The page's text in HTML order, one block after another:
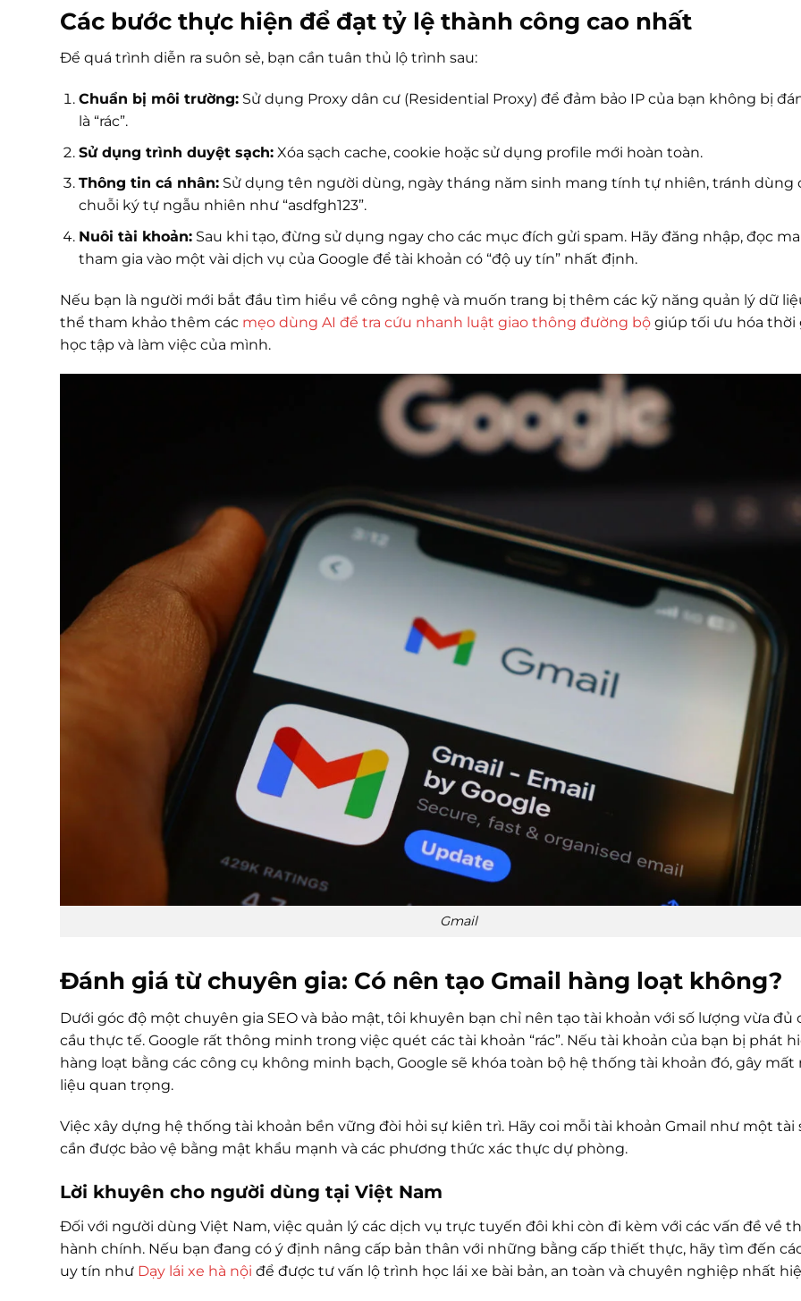
Các bước thực hiện để đạt tỷ lệ thành công cao nhất
Để quá trình diễn ra suôn sẻ, bạn cần tuân thủ lộ trình sau:
Chuẩn bị môi trường:Sử dụng Proxy dân cư (Residential Proxy) để đảm bảo IP của bạn không bị
là “rác”.
Sử dụng trình duyệt sạch:Xóa sạch cache, cookie hoặc sử dụng profile mới hoàn toàn.
Thông tin cá nhân:Sử dụng tên người dùng, ngày tháng năm sinh mang tính tự nhiên, tránh dùng
chuỗi ký tự ngẫu nhiên như “asdfgh123”.
Nuôi tài khoản:Sau khi tạo, đừng sử dụng ngay cho các mục đích gửi spam. Hãy đăng nhập, đọc
tham gia vào một vài dịch vụ của Google để tài khoản có “độ uy tín” nhất định.
Nếu bạn là người mới bắt đầu tìm hiểu về công nghệ và muốn trang bị thêm các kỹ năng quản lý dữ
thể tham khảo thêm các mẹo dùng AI để tra cứu nhanh luật giao thông đường bộ giúp tối ưu hóa thời
học tập và làm việc của mình.
Gmail
Đánh giá từ chuyên gia: Có nên tạo Gmail hàng loạt không?
Dưới góc độ một chuyên gia SEO và bảo mật, tôi khuyên bạn chỉ nên tạo tài khoản với số lượng vừa đủ
cầu thực tế. Google rất thông minh trong việc quét các tài khoản “rác”. Nếu tài khoản của bạn bị phát
hàng loạt bằng các công cụ không minh bạch, Google sẽ khóa toàn bộ hệ thống tài khoản đó, gây mất
liệu quan trọng.
Việc xây dựng hệ thống tài khoản bền vững đòi hỏi sự kiên trì. Hãy coi mỗi tài khoản Gmail như một tài
cần được bảo vệ bằng mật khẩu mạnh và các phương thức xác thực dự phòng.
Lời khuyên cho người dùng tại Việt Nam
Đối với người dùng Việt Nam, việc quản lý các dịch vụ trực tuyến đôi khi còn đi kèm với các vấn đề về
hành chính. Nếu bạn đang có ý định nâng cấp bản thân với những bằng cấp thiết thực, hãy tìm đến
uy tín như Dạy lái xe hà nội để được tư vấn lộ trình học lái xe bài bản, an toàn và chuyên nghiệp nhất